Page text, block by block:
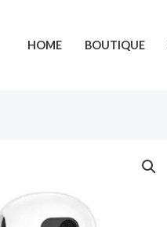
HOME BOUTIQUE